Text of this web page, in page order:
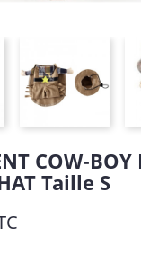
COW-BOY
Taille S